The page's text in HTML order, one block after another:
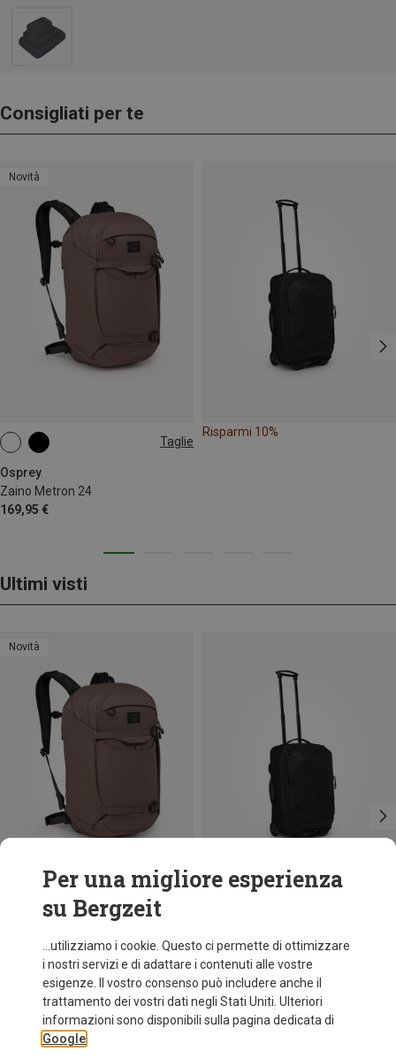
Consigliati per te
Novità
Taglie
Osprey
Zaino Metron 24
169,95 €
24L
Risparmi 10%
Ultimi visti
Novità
Taglie
Zaino Metron 24
169,95 €
Per una migliore esperienza
su Bergzeit
...utilizziamo i cookie. Questo ci permette di ottimizzare
i nostri servizi e di adattare i contenuti alle vostre
esigenze. Il vostro consenso può includere anche il
trattamento dei vostri dati negli Stati Uniti. Ulteriori
informazioni sono disponibili sulla pagina dedicata di
Google